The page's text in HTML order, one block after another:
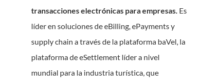
transacciones electrónicas para empresas. Es
líder en soluciones de eBilling, ePayments y
supply chain a través de la plataforma baVel, la
plataforma de eSettlement líder a nivel
mundial para la industria turística, que